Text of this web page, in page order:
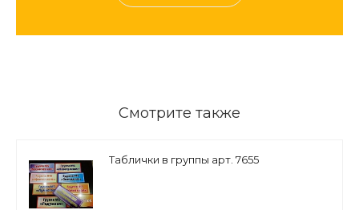
Смотрите также
Таблички в группы арт. 7655